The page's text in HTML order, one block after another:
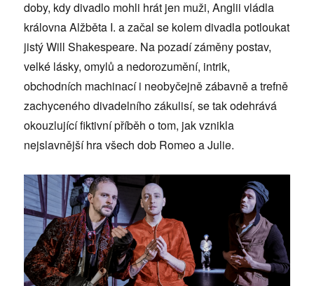
doby, kdy divadlo mohli hrát jen muži, Anglii vládla
královna Alžběta I. a začal se kolem divadla potloukat
jistý Will Shakespeare. Na pozadí záměny postav,
velké lásky, omylů a nedorozumění, intrik,
obchodních machinací i neobyčejně zábavně a trefně
zachyceného divadelního zákulisí, se tak odehrává
okouzlující fiktivní příběh o tom, jak vznikla
nejslavnější hra všech dob Romeo a Julie.